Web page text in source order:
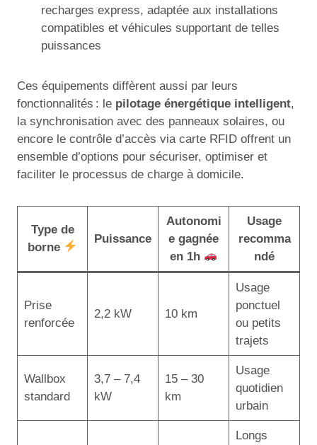
recharges express, adaptée aux installations
compatibles et véhicules supportant de telles
puissances
Ces équipements diffèrent aussi par leurs
fonctionnalités : le pilotage énergétique intelligent,
la synchronisation avec des panneaux solaires, ou
encore le contrôle d’accès via carte RFID offrent un
ensemble d’options pour sécuriser, optimiser et
faciliter le processus de charge à domicile.
Type de
borne
Puissance
Autonomi
e gagnée
en 1h
Usage
recomma
ndé
Prise
renforcée
2,2 kW 10 km
Usage
ponctuel
ou petits
trajets
Wallbox
standard
3,7 – 7,4
kW
15 – 30
km
Usage
quotidien
urbain
Longs